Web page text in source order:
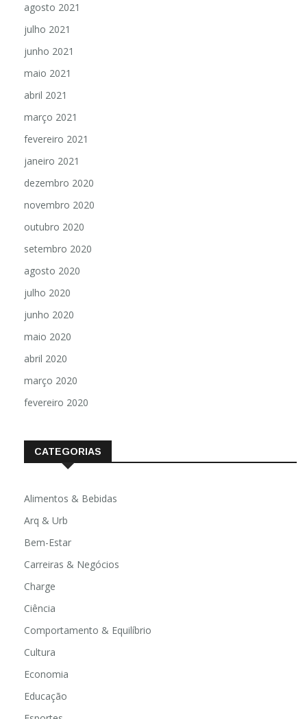
agosto 2021
julho 2021
junho 2021
maio 2021
abril 2021
março 2021
fevereiro 2021
janeiro 2021
dezembro 2020
novembro 2020
outubro 2020
setembro 2020
agosto 2020
julho 2020
junho 2020
maio 2020
abril 2020
março 2020
fevereiro 2020
CATEGORIAS
Alimentos & Bebidas
Arq & Urb
Bem-Estar
Carreiras & Negócios
Charge
Ciência
Comportamento & Equilíbrio
Cultura
Economia
Educação